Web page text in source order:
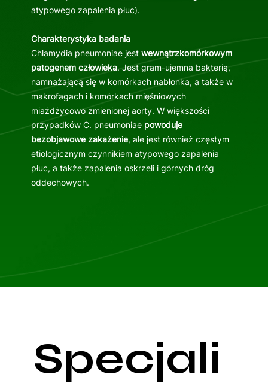
atypowego zapalenia płuc).
Charakterystyka badania
Chlamydia pneumoniae jest wewnątrzkomórkowym
patogenem człowieka. Jest gram-ujemna bakterią,
namnażającą się w komórkach nabłonka, a także w
makrofagach i komórkach mięśniowych
miażdżycowo zmienionej aorty. W większości
przypadków C. pneumoniae powoduje
bezobjawowe zakażenie, ale jest również częstym
etiologicznym czynnikiem atypowego zapalenia
płuc, a także zapalenia oskrzeli i górnych dróg
oddechowych.
Specjali